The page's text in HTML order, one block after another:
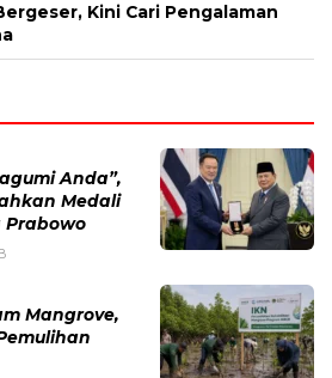
Kini Cari Pengalaman
Anda”,
Medali
Prabowo
Mangrove,